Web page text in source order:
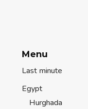
Menu
Last minute
Egypt
Hurghada